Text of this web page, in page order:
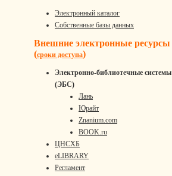
Электронный каталог
Собственные базы данных
Внешние электронные ресурсы
(сроки доступа)
Электронно-библиотечные системы
(ЭБС)
Лань
Юрайт
Znanium.com
BOOK.ru
ЦНСХБ
eLIBRARY
Регламент